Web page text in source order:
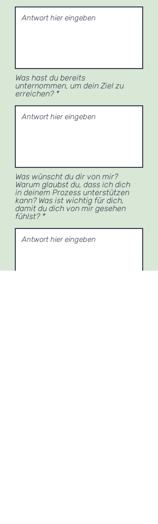
Was hast du bereits
unternommen, um dein Ziel zu
erreichen?
Was wünscht du dir von mir?
Warum glaubst du, dass ich dich
in deinem Prozess unterstützen
kann? Was ist wichtig für dich,
damit du dich von mir gesehen
fühlst?